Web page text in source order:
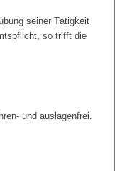
seiner Tätigkeit
so trifft die
und auslagenfrei.